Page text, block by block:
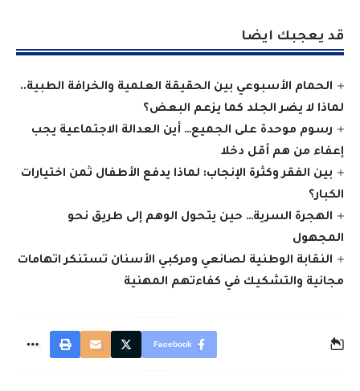
قد يعجبك ايضا
الحمام الأسبوعي بين الحقيقة العلمية والخرافة الطبية..
لماذا لا يضر الجلد كما يزعم البعض؟
رسوم موحدة على الجميع… أين العدالة الاجتماعية يجب
إعفاء من هم أقل دخلا
بين الفقر وكثرة الإنجاب: لماذا يدفع الأطفال ثمن اختيارات
الكبار؟
الهجرة السرية… حين يتحول الوهم إلى طريق نحو
المجهول
النقابة الوطنية لصانعي ومركبي الأسنان تستنكر اتهامات
مجانية والتشكيك في كفاءتهم المهنية
Facebook